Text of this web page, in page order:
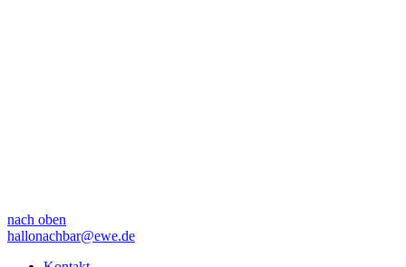
nach oben
hallonachbar@ewe.de